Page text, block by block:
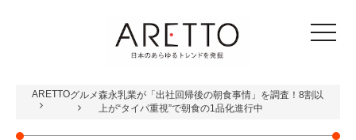
toggle
ARETTOグルメ森永乳業が「出社回帰後の朝食事情」を調査！8割以
上が“タイパ重視”で朝食の1品化進行中